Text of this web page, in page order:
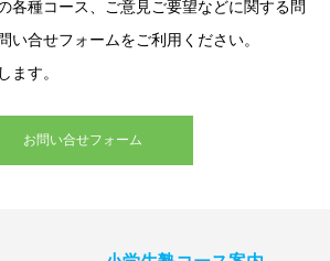
各種コース、ご意見ご要望などに関する問
い合せフォームをご利用ください。
ます。
お問い合せフォーム